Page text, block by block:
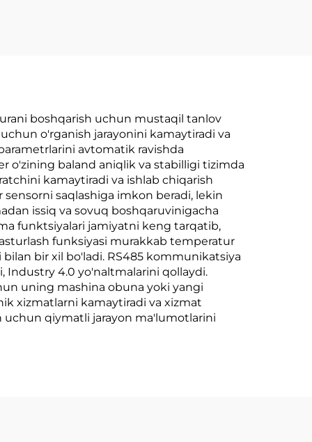
boshqarish uchun mustaqil tanlov
o'rganish jarayonini kamaytiradi va
avtomatik ravishda
o'zining baland aniqlik va stabilligi tizimda
kamaytiradi va ishlab chiqarish
saqlashiga imkon beradi, lekin
issiq va sovuq boshqaruvinigacha
funktsiyalari jamiyatni keng tarqatib,
funksiyasi murakkab temperatur
bir xil bo'ladi. RS485 kommunikatsiya
4.0 yo'naltmalarini qollaydi.
uning mashina obuna yoki yangi
xizmatlarni kamaytiradi va xizmat
qiymatli jarayon ma'lumotlarini